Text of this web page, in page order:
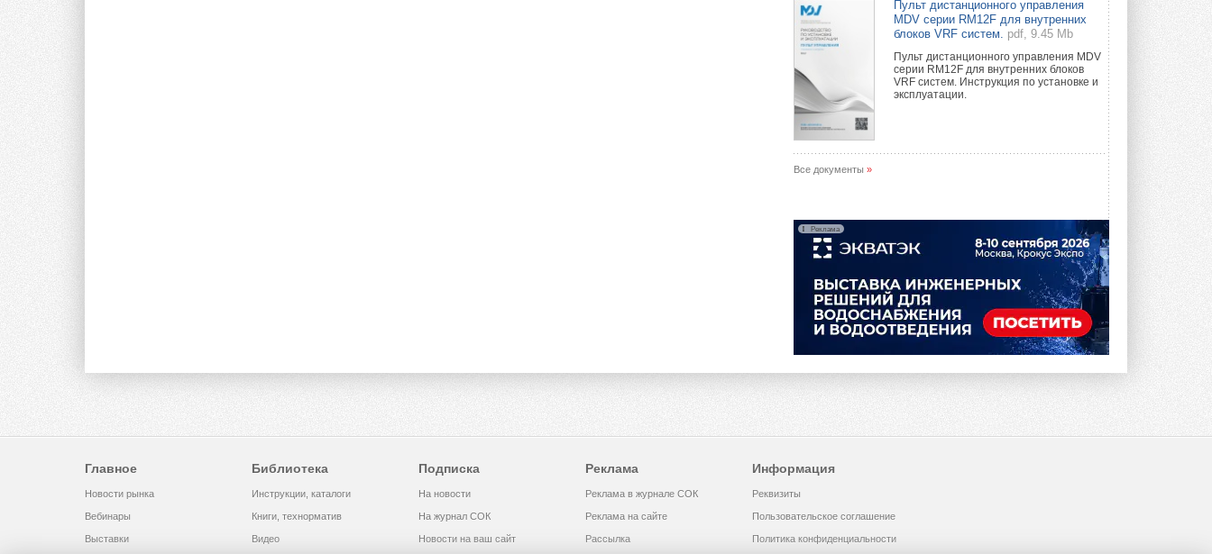
Пульт дистанционного управления
MDV серии RM12F для внутренних
блоков VRF систем.
pdf, 9.45 Mb
Пульт дистанционного управления MDV
серии RM12F для внутренних блоков
VRF систем. Инструкция по установке и
эксплуатации.
Все документы »
Реклама
Главное
Новости рынка
Вебинары
Выставки
Библиотека
Инструкции, каталоги
Книги, технорматив
Видео
Подписка
На новости
На журнал СОК
Новости на ваш сайт
Реклама
Реклама в журнале СОК
Реклама на сайте
Рассылка
Информация
Реквизиты
Пользовательское соглашение
Политика конфиденциальности